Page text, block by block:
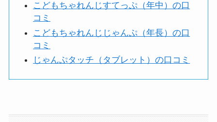
こどもちゃれんじすてっぷ（年中）の口
コミ
こどもちゃれんじじゃんぷ（年長）の口
コミ
じゃんぷタッチ（タブレット）の口コミ